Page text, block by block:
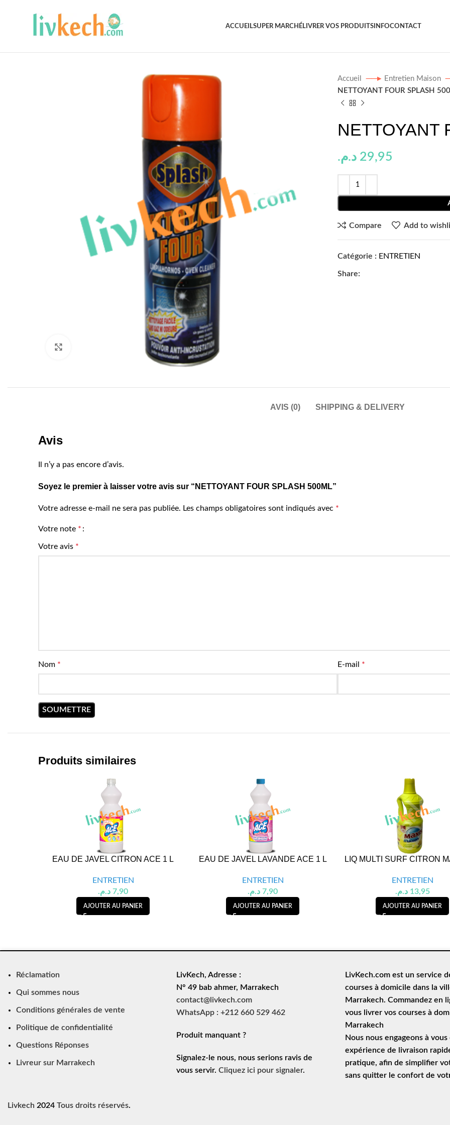
ACCUEILSUPER MARCHÉ LIVRER VOS PRODUITS INFOCONTACT
Accueil
Entretien Maison
NETTOYANT FOUR SPLASH
NETTOYANT
29,95 د.م.
Compare Add to
Catégorie : ENTRETIEN
Share:
AVIS (0) SHIPPING & DELIVERY
Avis
Il n’y a pas encore d’avis.
Soyez le premier à laisser votre avis sur “NETTOYANT FOUR SPLASH 500ML”
Votre adresse e-mail ne sera pas publiée. Les champs obligatoires sont indiqués avec *
Votre note *
Votre avis *
Nom * E-mail *
Produits similaires
EAU DE JAVEL CITRON ACE 1 L
ENTRETIEN
7,90 د.م.
AJOUTER AU PANIER
EAU DE JAVEL LAVANDE ACE 1 L
ENTRETIEN
7,90 د.م.
AJOUTER AU PANIER
LIQ MULTI SURF CITRON
ENTRETIEN
13,95 د.م.
AJOUTER AU PANIER
Réclamation
Qui sommes nous
Conditions générales de vente
Politique de confidentialité
Questions Réponses
Livreur sur Marrakech
LivKech, Adresse :
N° 49 bab ahmer, Marrakech
contact@livkech.com
WhatsApp : +212 660 529 462
Produit manquant ?
Signalez-le nous, nous serions ravis de
vous servir. Cliquez ici pour signaler.
LivKech.com est un service
courses à domicile dans la
Marrakech. Commandez en
vous livrer vos courses à
Marrakech
Nous nous engageons à
expérience de
livraison
pratique, afin de simplifier
sans quitter le confort de
Livkech 2024Tous droits réservés.